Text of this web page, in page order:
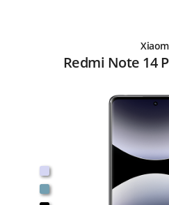
Redmi Note 14